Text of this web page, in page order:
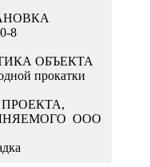
8
прокатки